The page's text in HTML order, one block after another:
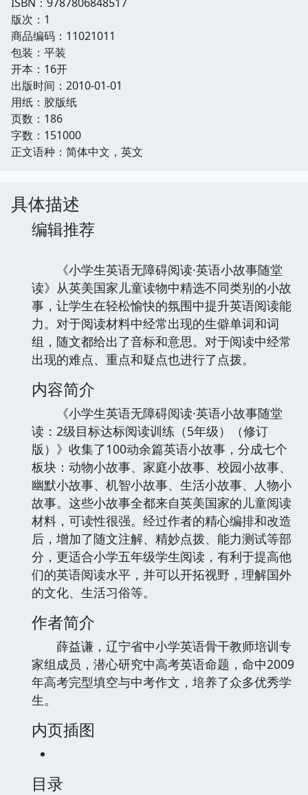
版次：1
商品编码：11021011
包装：平装
开本：16开
出版时间：2010-01-01
用纸：胶版纸
页数：186
字数：151000
正文语种：简体中文，英文
具体描述
编辑推荐
《小学生英语无障碍阅读·英语小故事随堂
读》从英美国家儿童读物中精选不同类别的小故
事，让学生在轻松愉快的氛围中提升英语阅读能
力。对于阅读材料中经常出现的生僻单词和词
组，随文都给出了音标和意思。对于阅读中经常
出现的难点、重点和疑点也进行了点拨。
内容简介
《小学生英语无障碍阅读·英语小故事随堂
读：2级目标达标阅读训练（5年级）（修订
版）》收集了100动余篇英语小故事，分成七个
板块：动物小故事、家庭小故事、校园小故事、
幽默小故事、机智小故事、生活小故事、人物小
故事。这些小故事全都来自英美国家的儿童阅读
材料，可读性很强。经过作者的精心编排和改造
后，增加了随文注解、精妙点拨、能力测试等部
分，更适合小学五年级学生阅读，有利于提高他
们的英语阅读水平，并可以开拓视野，理解国外
的文化、生活习俗等。
作者简介
薛益谦，辽宁省中小学英语骨干教师培训专
家组成员，潜心研究中高考英语命题，命中2009
年高考完型填空与中考作文，培养了众多优秀学
生。
内页插图
目录